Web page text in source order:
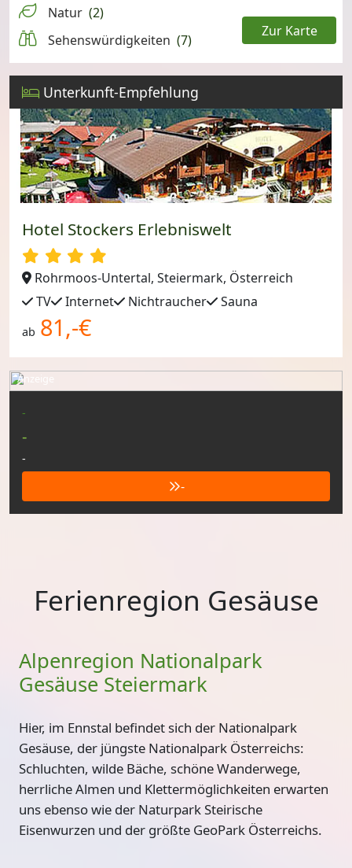
Natur (2)
Sehenswürdigkeiten (7)
Zur Karte
Unterkunft-Empfehlung
Hotel Stockers Erlebniswelt
Rohrmoos-Untertal, Steiermark, Österreich
TV
Internet Nichtraucher Sauna
ab 81,-€
-
-
-
-
Anzeige
Ferienregion Gesäuse
Alpenregion Nationalpark
Gesäuse Steiermark
Hier, im Ennstal befindet sich der Nationalpark
Gesäuse, der jüngste Nationalpark Österreichs:
Schluchten, wilde Bäche, schöne Wanderwege,
herrliche Almen und Klettermöglichkeiten erwarten
uns ebenso wie der Naturpark Steirische
Eisenwurzen und der größte GeoPark Österreichs.